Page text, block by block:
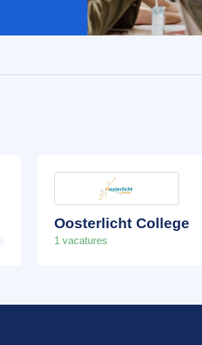
Oosterlicht College
1 vacatures